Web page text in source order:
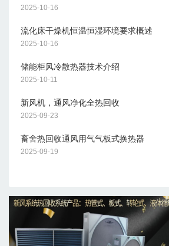
2025-10-16
流化床干燥机恒温恒湿环境要求概述
2025-10-16
储能柜风冷散热器技术介绍
2025-10-11
新风机，通风净化全热回收
2025-09-23
畜舍热回收通风用气气板式换热器
2025-09-19